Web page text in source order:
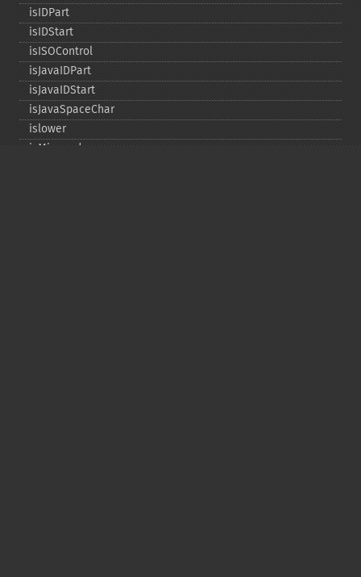
isIDPart
isIDStart
isISOControl
isJavaIDPart
isJavaIDStart
isJavaSpaceChar
islower
isMirrored